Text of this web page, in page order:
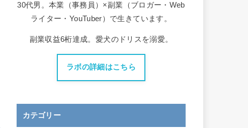
30代男。本業（事務員）×副業（ブロガー・Web
ライター・YouTuber）で生きています。
副業収益6桁達成。愛犬のドリスを溺愛。
ラボの詳細はこちら
カテゴリー